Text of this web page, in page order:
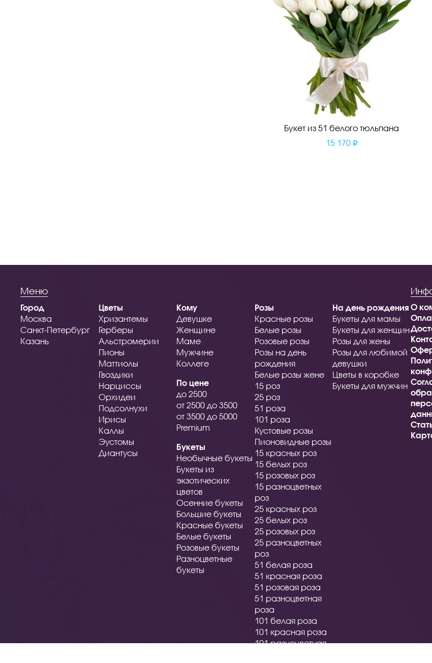
Букет из 51 белого тюльпана
15 170
Меню
Город
Москва
Санкт-Петербург
Казань
Цветы
Хризантемы
Герберы
Альстромерии
Пионы
Маттиолы
Гвоздики
Нарциссы
Орхидеи
Подсолнухи
Ирисы
Каллы
Эустомы
Диантусы
Кому
Девушке
Женщине
Маме
Мужчине
Коллеге
По цене
до 2500
от 2500 до 3500
от 3500 до 5000
Premium
Букеты
Необычные букеты
Букеты из
экзотических
цветов
Осенние букеты
Большие букеты
Красные букеты
Белые букеты
Розовые букеты
Разноцветные
букеты
Розы
Красные розы
Белые розы
Розовые розы
Розы на день
рождения
Белые розы жене
15 роз
25 роз
51 роза
101 роза
Кустовые розы
Пионовидные розы
15 красных роз
15 белых роз
15 розовых роз
15 разноцветных
роз
25 красных роз
25 белых роз
25 розовых роз
25 разноцветных
роз
51 белая роза
51 красная роза
51 розовая роза
51 разноцветная
роза
101 белая роза
101 красная роза
101 разноцветная
На день рождения
Букеты для мамы
Букеты для женщин
Розы для жены
Розы для любимой
девушки
Цветы в коробке
Букеты для мужчин
О